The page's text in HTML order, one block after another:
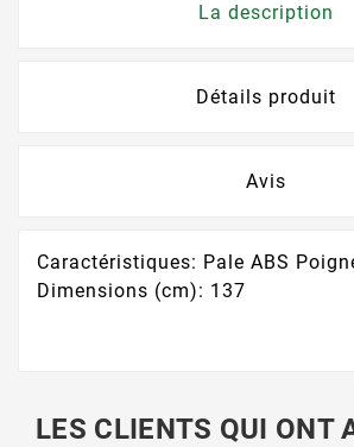
La description
Détails produit
Avis
Caractéristiques: Pale ABS
Dimensions (cm): 137
LES CLIENTS QUI ONT